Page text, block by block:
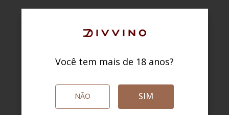
Você tem mais de 18 anos?
NÃO SIM